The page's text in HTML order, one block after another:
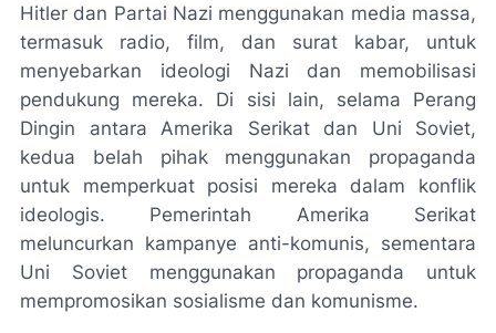
Hitler dan Partai Nazi menggunakan media massa,
termasuk radio, film, dan surat kabar, untuk
menyebarkan ideologi Nazi dan memobilisasi
pendukung mereka. Di sisi lain, selama Perang
Dingin antara Amerika Serikat dan Uni Soviet,
kedua belah pihak menggunakan propaganda
untuk memperkuat posisi mereka dalam konflik
ideologis. Pemerintah Amerika Serikat
meluncurkan kampanye anti-komunis, sementara
Uni Soviet menggunakan propaganda untuk
mempromosikan sosialisme dan komunisme.